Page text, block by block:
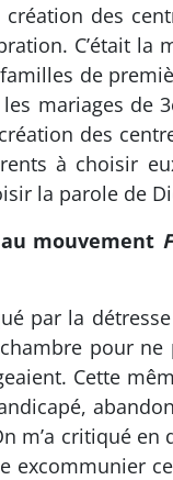
des
C’était la
de
mariages de
des
à choisir
la parole de
mouvement
par la
pour
Cette
critiqué
excommunier